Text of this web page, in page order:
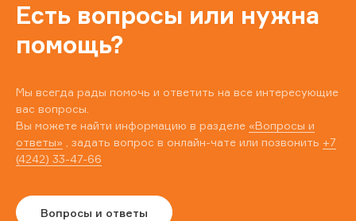
Есть вопросы или нужна
помощь?
Мы всегда рады помочь и ответить на все интересующие
вас вопросы.
Вы можете найти информацию в разделе «Вопросы и
ответы» , задать вопрос в онлайн-чате или позвонить +7
(4242) 33-47-66
Вопросы и ответы